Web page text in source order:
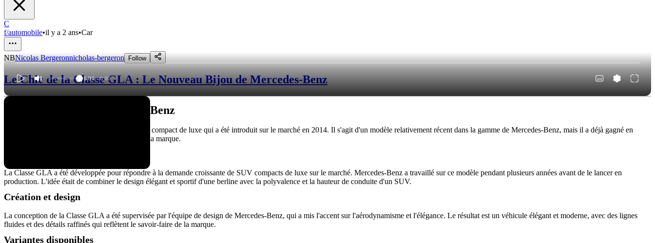
C
f/automobile•il y a 2 ans•Car
NBNicolas Bergeronnicholas-bergeron Follow
Le Chic de la Classe GLA : Le Nouveau Bijou de Mercedes-Benz
0:00 / 0:00
La Classe GLA de Mercedes-Benz
La Classe GLA de Mercedes-Benz est un SUV compact de luxe qui a été introduit sur le marché en 2014. Il s'agit d'un modèle relativement récent dans la gamme de Mercedes-Benz, mais il a déjà gagné en
popularité et est devenu l'un des best-sellers de la marque.
La Classe GLA a été développée pour répondre à la demande croissante de SUV compacts de luxe sur le marché. Mercedes-Benz a travaillé sur ce modèle pendant plusieurs années avant de le lancer en
production. L'idée était de combiner le design élégant et sportif d'une berline avec la polyvalence et la hauteur de conduite d'un SUV.
Création et design
La conception de la Classe GLA a été supervisée par l'équipe de design de Mercedes-Benz, qui a mis l'accent sur l'aérodynamisme et l'élégance. Le résultat est un véhicule élégant et moderne, avec des lignes
fluides et des détails raffinés qui reflètent le savoir-faire de la marque.
Variantes disponibles